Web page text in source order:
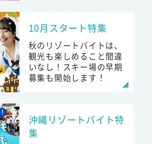
10月スタート特集
秋のリゾートバイトは、
観光も楽しめること間違
いなし！スキー場の早期
募集も開始します！
沖縄リゾートバイト特
集